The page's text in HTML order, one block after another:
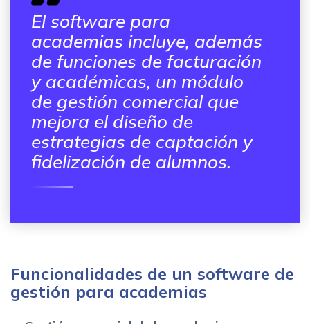
El software para
academias incluye, además
de funciones de facturación
y académicas, un módulo
de gestión comercial que
mejora el diseño de
estrategias de captación y
fidelización de alumnos.
Funcionalidades de un software de
gestión para academias